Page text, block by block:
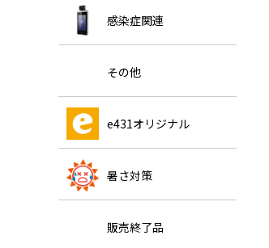
感染症関連
その他
e431オリジナル
暑さ対策
販売終了品